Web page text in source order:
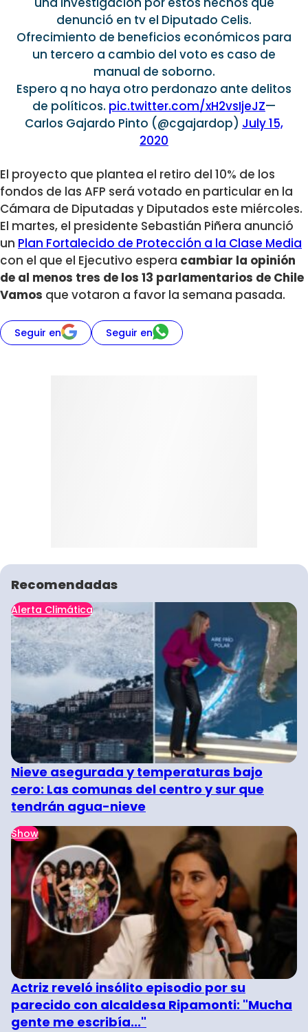
denunció en tv el Diputado Celis.
Ofrecimiento de beneficios económicos para
un tercero a cambio del voto es caso de
manual de soborno.
Espero q no haya otro perdonazo ante delitos
de políticos. pic.twitter.com/xH2vsIjeJZ—
Carlos Gajardo Pinto (@cgajardop) July 15,
2020
El proyecto que plantea el retiro del 10% de los
fondos de las AFP será votado en particular en la
Cámara de Diputadas y Diputados este miércoles.
El martes, el presidente Sebastián Piñera anunció
un Plan Fortalecido de Protección a la Clase Media
con el que el Ejecutivo espera cambiar la opinión
de al menos tres de los 13 parlamentarios de Chile
Vamos que votaron a favor la semana pasada.
Seguir en Seguir en
Recomendadas
Alerta Climática
Nieve asegurada y temperaturas bajo
cero: Las comunas del centro y sur que
tendrán agua-nieve
Show
Actriz reveló insólito episodio por su
parecido con alcaldesa Ripamonti: "Mucha
gente me escribía..."